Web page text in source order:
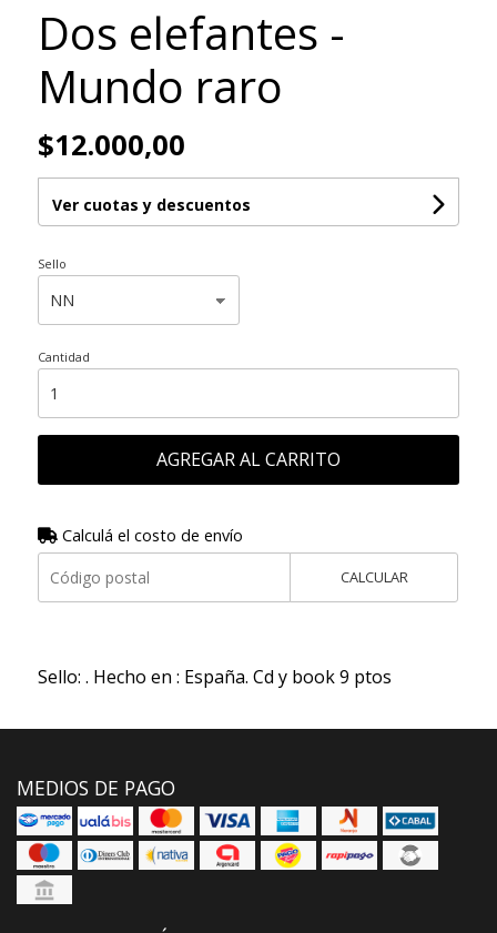
Dos elefantes -
Mundo raro
$12.000,00
Ver cuotas y descuentos
Sello
Cantidad
AGREGAR AL CARRITO
Calculá el costo de envío
CALCULAR
Sello: . Hecho en : España. Cd y book 9 ptos
MEDIOS DE PAGO